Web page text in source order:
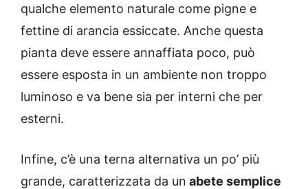
qualche elemento naturale come pigne e
fettine di arancia essiccate. Anche questa
pianta deve essere annaffiata poco, può
essere esposta in un ambiente non troppo
luminoso e va bene sia per interni che per
esterni.
Infine, c’è una terna alternativa un po’ più
grande, caratterizzata da un abete semplice